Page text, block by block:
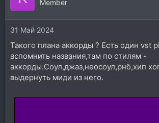
Member
31 Май 2024
Такого плана аккорды ? Есть один vst
вспомнить названия,там по стилям -
аккорды.Соул,джаз,неосоул,рнб,хип
выдернуть миди из него.